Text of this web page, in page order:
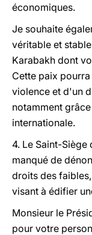
économiques.
Je souhaite
véritable et
Karabakh dont
Cette paix
violence et d'un
notamment
internationale.
4. Le Saint-Siège
manqué de
droits des
visant à édifier
Monsieur le
pour votre